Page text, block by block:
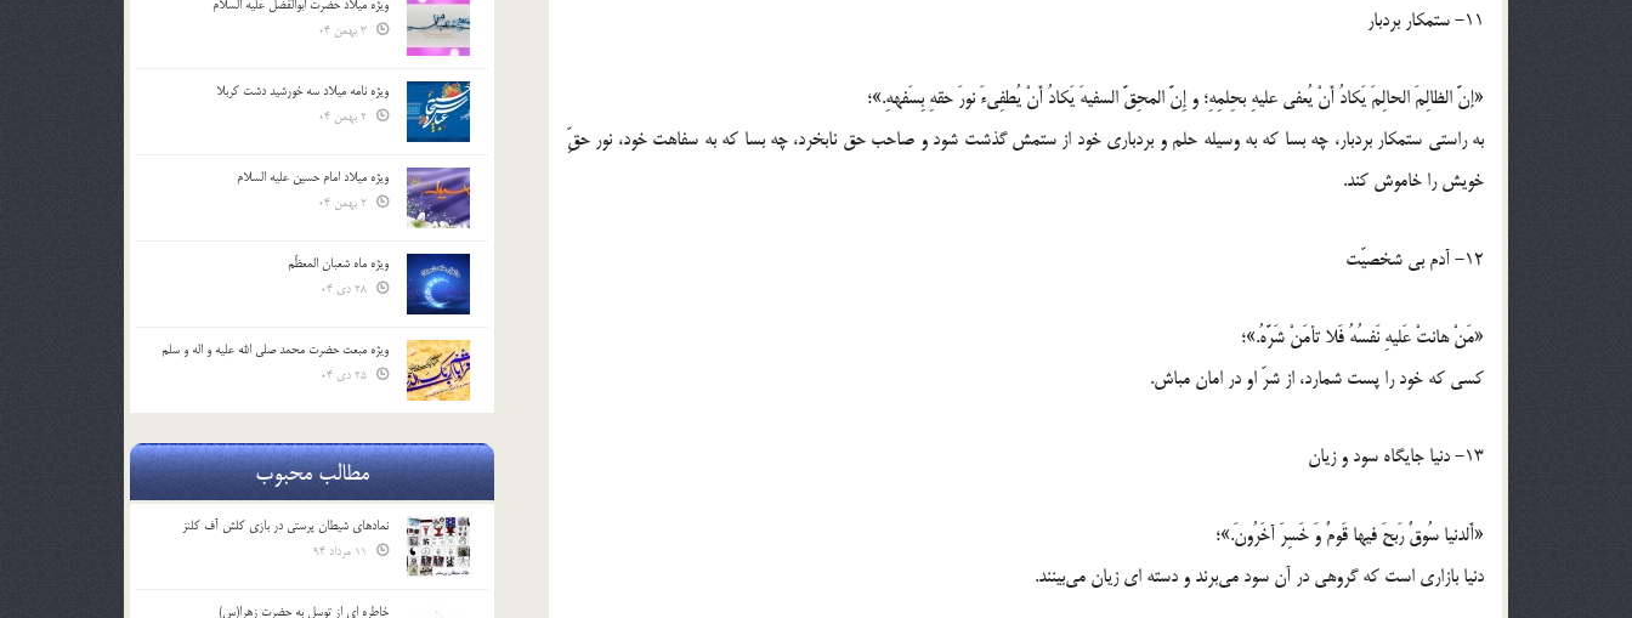
11- ستمکار بردبار
«إنَّ الظالِمَ الحالِمَ یَکادُ أَنْ یُعفی علیهِ بحِلمِهِ؛ و إِنَّ المحِقَّ السفیهَ یَکادُ أَنْ یُطفِیءَ نورَ حقهِ بِسَفههِ.»؛
به راستی ستمکار بردبار، چه بسا که به وسیله حلم و بردباری خود از ستمش گذشت شود و صاحب حق نابخرد، چه بسا که به سفاهت خود، نور حقِّ
خویش را خاموش کند.
12- آدم بی شخصیّت
«مَنْ هانتْ عَلیهِ نَفسُهُ فَلا تأمَنْ شَرَّهُ.»؛
کسی که خود را پست شمارد، از شرّ او در امان مباش.
13- دنیا جایگاه سود و زیان
«أَلدنیا سُوقٌ رَبحَ فیها قَومٌ وَ خَسِرَ آخَرُونَ.»؛
دنیا بازاری است که گروهی در آن سود می‌برند و دسته ای زیان می‌بینند.
ویژه میلاد حضرت ابوالفضل علیه السلام
ویژه نامه میلاد سه خورشید دشت کربلا
ویژه میلاد امام حسین علیه السلام
ویژه ماه شعبان المعظّم
ویژه مبعث حضرت محمد صلی الله علیه و اله و سلم
مطالب محبوب
نمادهای شیطان پرستی در بازی کلش آف کلنز
خاطره ای از توسل به حضرت زهرا(س)